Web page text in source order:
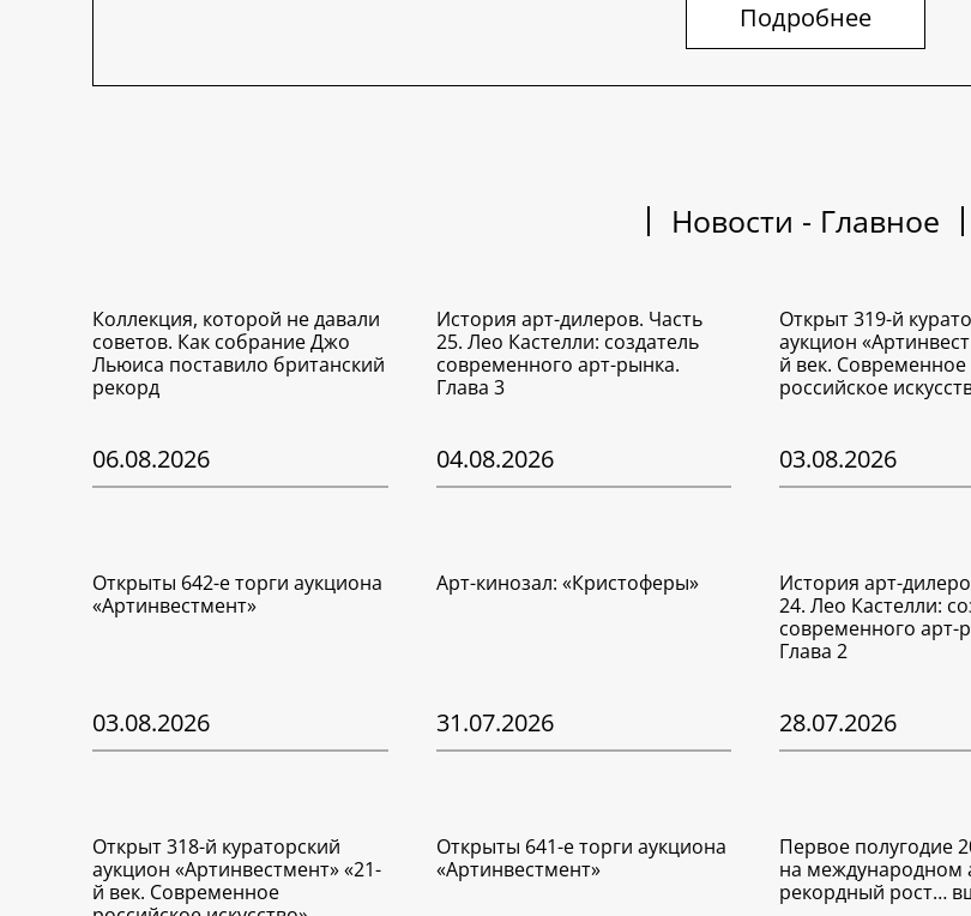
Подробнее
Новости - Главное
Коллекция, которой не давали
советов. Как собрание Джо
Льюиса поставило британский
рекорд
06.08.2026
История арт-дилеров. Часть
25. Лео Кастелли: создатель
современного арт-рынка.
Глава 3
04.08.2026
Открыт 319-й
аукцион
й век. Современное
российское
03.08.2026
Открыты 642-е торги аукциона
«Артинвестмент»
03.08.2026
Арт-кинозал: «Кристоферы»
31.07.2026
История арт-
24. Лео Кастелли:
современного арт-
Глава 2
28.07.2026
Открыт 318-й кураторский
аукцион «Артинвестмент» «21-
й век. Современное
Открыты 641-е торги аукциона
«Артинвестмент»
Первое полугодие
на международном
рекордный рост…